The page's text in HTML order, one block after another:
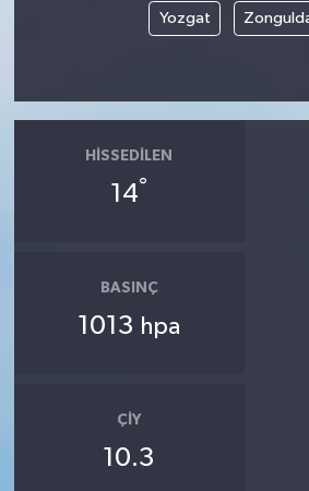
Yozgat
HISSEDILEN
14°
BASINÇ
1013 hpa
ÇIY
10.3